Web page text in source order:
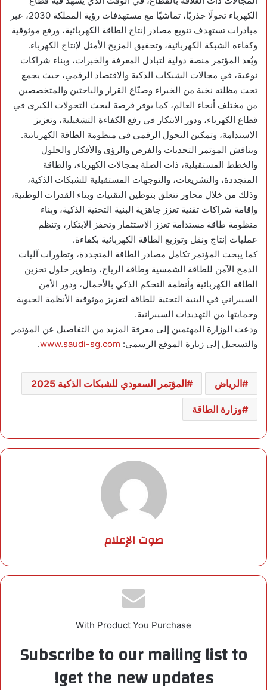
الكهرباء تحولًا جذريًا، تماشيًا مع مستهدفات رؤية المملكة 2030، عبر
مبادرات تستهدف تنويع مصادر إنتاج الطاقة الكهربائية، ورفع موثوقية
وكفاءة الشبكة الكهربائية، وتحقيق المزيج الأمثل لإنتاج الكهرباء.
ويُعد المؤتمر منصة دولية لتبادل المعرفة والخبرات، وبناء شراكات
نوعية، في مجالات الشبكات الذكية والاقتصاد الرقمي، حيث يجمع
تحت مظلته نخبة من الخبراء وصنّاع القرار والباحثين والمتخصصين
من مختلف أنحاء العالم، كما يوفر فرصة لبحث التحولات الكبرى في
قطاع الكهرباء، ودور الابتكار في رفع الكفاءة التشغيلية، وتعزيز
الاستدامة، وتمكين التحول الرقمي في منظومة الطاقة الكهربائية.
ويناقش المؤتمر التحديات والفرص والرؤى والأفكار والحلول
والخطط المستقبلية، ذات الصلة بمجالات الكهرباء، والطاقة
المتجددة، والتشريعات، والتوجهات المستقبلية للشبكات الذكية،
وذلك من خلال محاور تتعلق بتوطين التقنيات وبناء القدرات الوطنية،
وإقامة شراكات تقنية تعزز جاهزية البنية التحتية الذكية، وبناء
منظومة طاقة مستدامة تعزز الاستثمار وتحفز الابتكار، وتنظم
عمليات إنتاج ونقل وتوزيع الطاقة الكهربائية بكفاءة.
كما يبحث المؤتمر تكامل مصادر الطاقة المتجددة، وتطورات آليات
الدمج الآمن للطاقة الشمسية وطاقة الرياح، وتطوير حلول تخزين
الطاقة الكهربائية وأنظمة التحكم الذكي بالأحمال، ودور الأمن
السيبراني في البنية التحتية للطاقة لتعزيز موثوقية الأنظمة الحيوية
وحمايتها من التهديدات السيبرانية.
ودعت الوزارة المهتمين إلى معرفة المزيد من التفاصيل عن المؤتمر
والتسجيل إلى زيارة الموقع الرسمي: www.saudi-sg.com
.
الرياض المؤتمر السعودي للشبكات الذكية 2025
وزارة الطاقة
صوت الإعلام
With Product You Purchase
Subscribe to our mailing list to
get the new updates!